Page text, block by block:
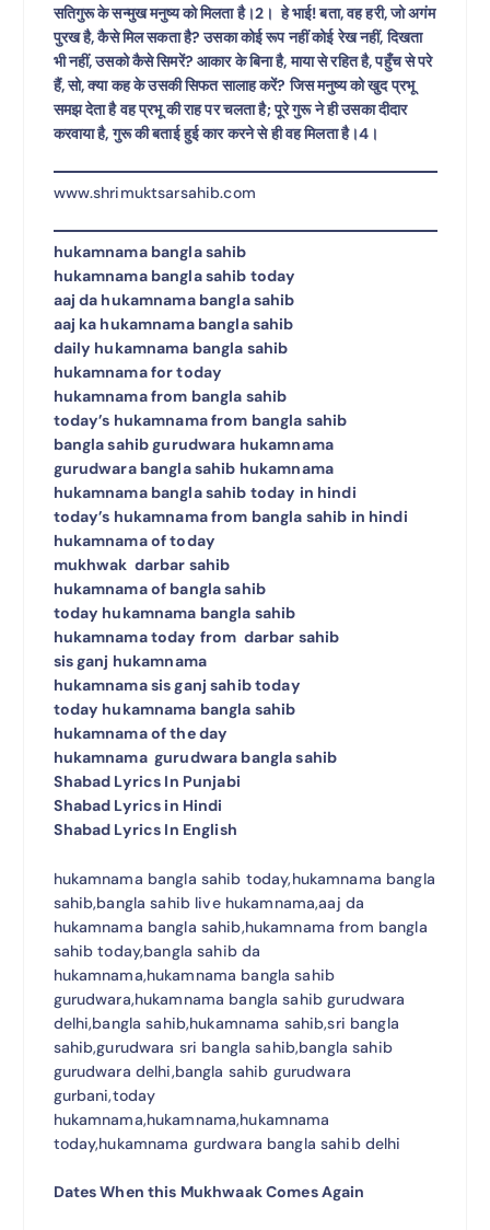
सतिगुरू के सन्मुख मनुष्य को मिलता है।2। हे भाई! बता, वह हरी, जो अगंम
पुरख है, कैसे मिल सकता है? उसका कोई रूप नहीं कोई रेख नहीं, दिखता
भी नहीं, उसको कैसे सिमरें? आकार के बिना है, माया से रहित है, पहुँच से परे
हैं, सो, क्या कह के उसकी सिफत सालाह करें? जिस मनुष्य को खुद प्रभू
समझ देता है वह प्रभू की राह पर चलता है; पूरे गुरू ने ही उसका दीदार
करवाया है, गुरू की बताई हुई कार करने से ही वह मिलता है।4।
www.shrimuktsarsahib.com
hukamnama bangla sahib
hukamnama bangla sahib today
aaj da hukamnama bangla sahib
aaj ka hukamnama bangla sahib
daily hukamnama bangla sahib
hukamnama for today
hukamnama from bangla sahib
today’s hukamnama from bangla sahib
bangla sahib gurudwara hukamnama
gurudwara bangla sahib hukamnama
hukamnama bangla sahib today in hindi
today’s hukamnama from bangla sahib in hindi
hukamnama of today
mukhwak darbar sahib
hukamnama of bangla sahib
today hukamnama bangla sahib
hukamnama today from darbar sahib
sis ganj hukamnama
hukamnama sis ganj sahib today
today hukamnama bangla sahib
hukamnama of the day
hukamnama gurudwara bangla sahib
Shabad Lyrics In Punjabi
Shabad Lyrics in Hindi
Shabad Lyrics In English
hukamnama bangla sahib today,hukamnama bangla
sahib,bangla sahib live hukamnama,aaj da
hukamnama bangla sahib,hukamnama from bangla
sahib today,bangla sahib da
hukamnama,hukamnama bangla sahib
gurudwara,hukamnama bangla sahib gurudwara
delhi,bangla sahib,hukamnama sahib,sri bangla
sahib,gurudwara sri bangla sahib,bangla sahib
gurudwara delhi,bangla sahib gurudwara
gurbani,today
hukamnama,hukamnama,hukamnama
today,hukamnama gurdwara bangla sahib delhi
Dates When this Mukhwaak Comes Again